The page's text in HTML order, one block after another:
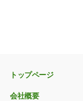
トップページ
会社概要